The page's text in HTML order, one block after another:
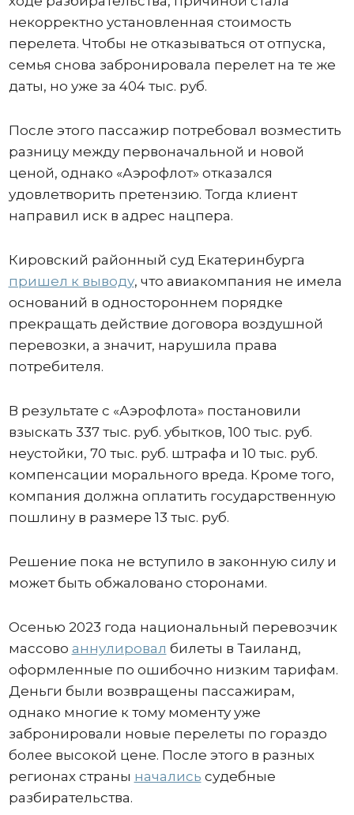
некорректно установленная стоимость
перелета. Чтобы не отказываться от отпуска,
семья снова забронировала перелет на те же
даты, но уже за 404 тыс. руб.
После этого пассажир потребовал возместить
разницу между первоначальной и новой
ценой, однако «Аэрофлот» отказался
удовлетворить претензию. Тогда клиент
направил иск в адрес нацпера.
Кировский районный суд Екатеринбурга
пришел к выводу, что авиакомпания не имела
оснований в одностороннем порядке
прекращать действие договора воздушной
перевозки, а значит, нарушила права
потребителя.
В результате с «Аэрофлота» постановили
взыскать 337 тыс. руб. убытков, 100 тыс. руб.
неустойки, 70 тыс. руб. штрафа и 10 тыс. руб.
компенсации морального вреда. Кроме того,
компания должна оплатить государственную
пошлину в размере 13 тыс. руб.
Решение пока не вступило в законную силу и
может быть обжаловано сторонами.
Осенью 2023 года национальный перевозчик
массово аннулировал билеты в Таиланд,
оформленные по ошибочно низким тарифам.
Деньги были возвращены пассажирам,
однако многие к тому моменту уже
забронировали новые перелеты по гораздо
более высокой цене. После этого в разных
регионах страны начались судебные
разбирательства.